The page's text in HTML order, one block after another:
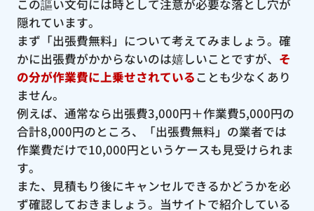
この謳い文句には時として注意が必要な落とし穴が
隠れています。
まず「出張費無料」について考えてみましょう。確
かに出張費がかからないのは嬉しいことですが、 そ
の分が作業費に上乗せされていることも少なくあり
ません。
例えば、通常なら出張費3,000円＋作業費5,000円の
合計8,000円のところ、「出張費無料」の業者では
作業費だけで10,000円というケースも見受けられま
す。
また、見積もり後にキャンセルできるかどうかを必
ず確認しておきましょう。当サイトで紹介している